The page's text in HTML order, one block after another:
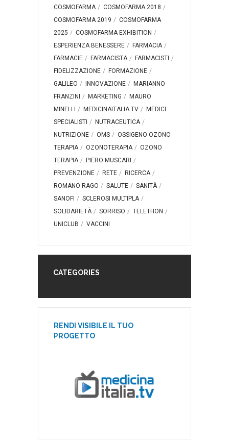
COSMOFARMA
COSMOFARMA 2018
COSMOFARMA 2019
COSMOFARMA
2025
COSMOFARMA EXHIBITION
ESPERIENZA BENESSERE
FARMACIA
FARMACIE
FARMACISTA
FARMACISTI
FIDELIZZAZIONE
FORMAZIONE
GALILEO
INNOVAZIONE
MARIANNO
FRANZINI
MARKETING
MAURO
MINELLI
MEDICINAITALIA.TV
MEDICI
SPECIALISTI
NUTRACEUTICA
NUTRIZIONE
OMS
OSSIGENO OZONO
TERAPIA
OZONOTERAPIA
OZONO
TERAPIA
PIERO MUSCARI
PREVENZIONE
RETE
RICERCA
ROMANO RAGO
SALUTE
SANITÀ
SANOFI
SCLEROSI MULTIPLA
SOLIDARIETÀ
SORRISO
TELETHON
UNICLUB
VACCINI
CATEGORIES
RENDI VISIBILE IL TUO
PROGETTO